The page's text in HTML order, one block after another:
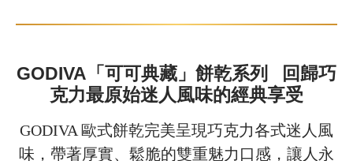
GODIVA 「可可典藏」餅乾系列 回歸巧
克力最原始迷人風味的經典享受
GODIVA 歐式餅乾完美呈現巧克力各式迷人風
味，帶著厚實、鬆脆的雙重魅力口感，讓人永